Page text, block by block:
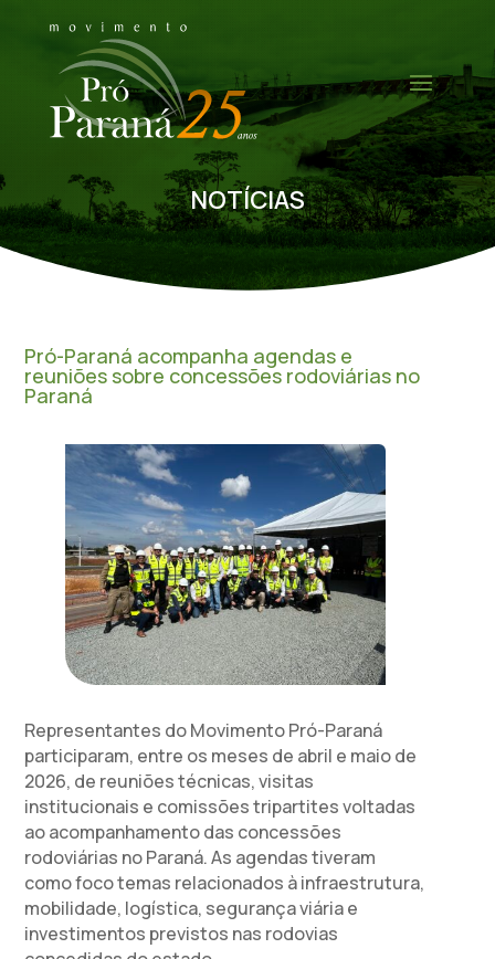
NOTÍCIAS
Pró-Paraná acompanha agendas e
reuniões sobre concessões rodoviárias no
Paraná
Representantes do Movimento Pró-Paraná
participaram, entre os meses de abril e maio de
2026, de reuniões técnicas, visitas
institucionais e comissões tripartites voltadas
ao acompanhamento das concessões
rodoviárias no Paraná. As agendas tiveram
como foco temas relacionados à infraestrutura,
mobilidade, logística, segurança viária e
investimentos previstos nas rodovias